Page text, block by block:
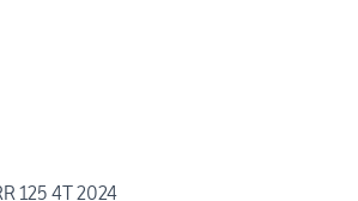
125 4T 2024